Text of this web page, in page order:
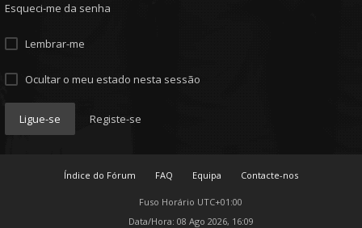
Esqueci-me da senha
Lembrar-me
Ocultar o meu estado nesta sessão
Ligue-se Registe-se
Índice do Fórum FAQ Equipa Contacte-nos
Fuso Horário UTC+01:00
Data/Hora: 08 Ago 2026, 16:09